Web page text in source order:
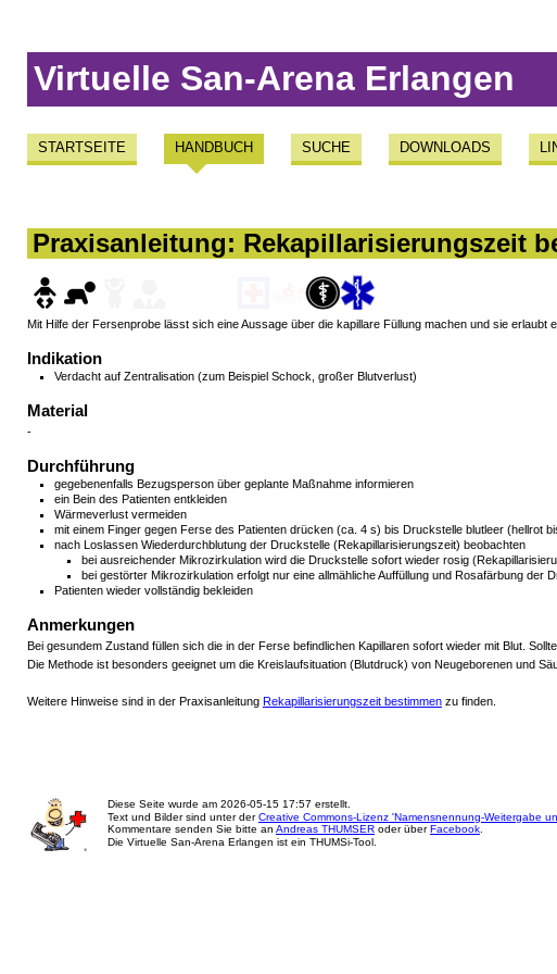
Virtuelle San-Arena Erlangen
STARTSEITE HANDBUCH SUCHE DOWNLOADS
Praxisanleitung: Rekapillarisierungszeit
Mit Hilfe der Fersenprobe lässt sich eine Aussage über die kapillare Füllung machen und sie erlaubt
Indikation
Verdacht auf Zentralisation (zum Beispiel Schock, großer Blutverlust)
Material
-
Durchführung
gegebenenfalls Bezugsperson über geplante Maßnahme informieren
ein Bein des Patienten entkleiden
Wärmeverlust vermeiden
mit einem Finger gegen Ferse des Patienten drücken (ca. 4 s) bis Druckstelle blutleer (hellrot
nach Loslassen Wiederdurchblutung der Druckstelle (Rekapillarisierungszeit) beobachten
bei ausreichender Mikrozirkulation wird die Druckstelle sofort wieder rosig
bei gestörter Mikrozirkulation erfolgt nur eine allmähliche Auffüllung und Rosafärbung der
Patienten wieder vollständig bekleiden
Anmerkungen
Bei gesundem Zustand füllen sich die in der Ferse befindlichen Kapillaren sofort wieder mit Blut.
Die Methode ist besonders geeignet um die Kreislaufsituation (Blutdruck) von Neugeborenen und
Weitere Hinweise sind in der Praxisanleitung Rekapillarisierungszeit bestimmen zu finden.
Diese Seite wurde am 2026-05-15 17:57 erstellt.
Text und Bilder sind unter derCreative Commons-Lizenz 'Namensnennung-Weitergabe
Kommentare senden Sie bitte an Andreas THUMSER oder über Facebook.
Die Virtuelle San-Arena Erlangen ist ein THUMSi-Tool.